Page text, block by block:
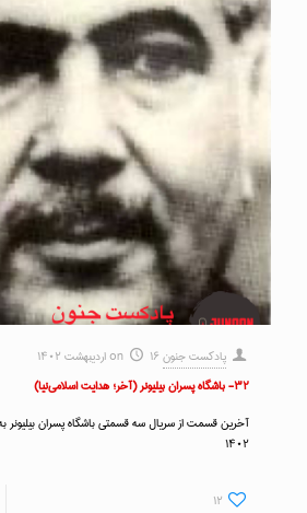
پادکست جنون on
۱۶ اردیبهشت ۱۴۰۲
۳۲- باشگاه پسران بیلیونر (آخر؛ هدایت اسلامی‌نیا)
آخرین قسمت از سریال سه قسمتی باشگاه پسران بیلیونر
۱۴۰۲
۱۲